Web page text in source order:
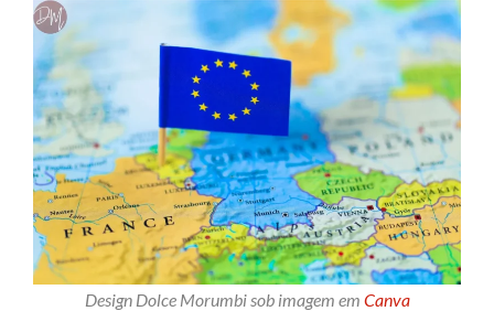
Design Dolce Morumbi sob imagem em Canva